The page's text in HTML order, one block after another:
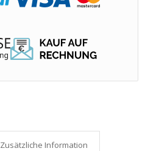
Zusätzliche Information